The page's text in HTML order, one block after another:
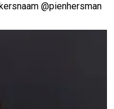
@pienhersman